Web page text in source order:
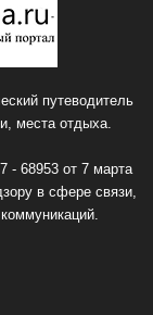
путеводитель
места отдыха.
68953 от 7 марта
в сфере связи,